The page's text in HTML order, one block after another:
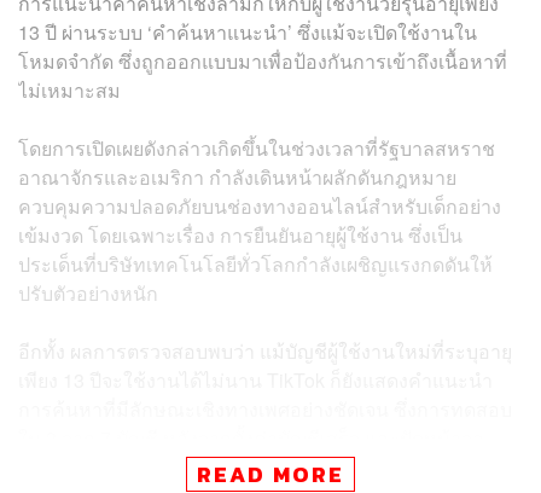
13 ปี ผ่านระบบ ‘คำค้นหาแนะนำ’ ซึ่งแม้จะเปิดใช้งานใน
โหมดจำกัด ซึ่งถูกออกแบบมาเพื่อป้องกันการเข้าถึงเนื้อหาที่
ไม่เหมาะสม
โดยการเปิดเผยดังกล่าวเกิดขึ้นในช่วงเวลาที่รัฐบาลสหราช
อาณาจักรและอเมริกา กำลังเดินหน้าผลักดันกฎหมาย
ควบคุมความปลอดภัยบนช่องทางออนไลน์สำหรับเด็กอย่าง
เข้มงวด โดยเฉพาะเรื่อง การยืนยันอายุผู้ใช้งาน ซึ่งเป็น
ประเด็นที่บริษัทเทคโนโลยีทั่วโลกกำลังเผชิญแรงกดดันให้
ปรับตัวอย่างหนัก
อีกทั้ง ผลการตรวจสอบพบว่า แม้บัญชีผู้ใช้งานใหม่ที่ระบุอายุ
เพียงไม่กี่ครั้ง ผู้ใช้งานก็จะเห็นเนื้อหาลามกปรากฏบนหน้าจอ
READ MORE